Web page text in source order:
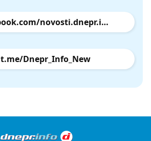
facebook.com/novosti.dnepr.info
t.me/Dnepr_Info_New